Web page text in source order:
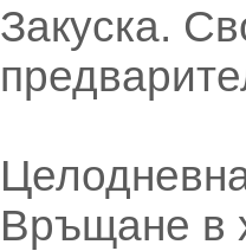
Закуска.
Връщане в